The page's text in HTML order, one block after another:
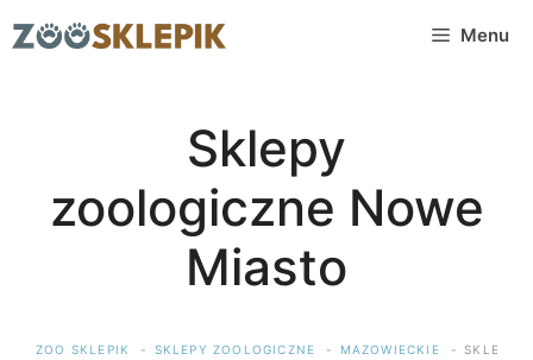
do
Menu
Sklepy
zoologiczne Nowe
Miasto
ZOO SKLEPIK SKLEPY ZOOLOGICZNE MAZOWIECKIE SKLEPY